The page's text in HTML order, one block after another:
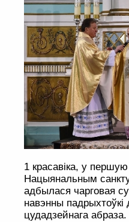
1 красавіка, у
Нацыянальным
адбылася чарговая
навэнны
цудадзейнага абраза.